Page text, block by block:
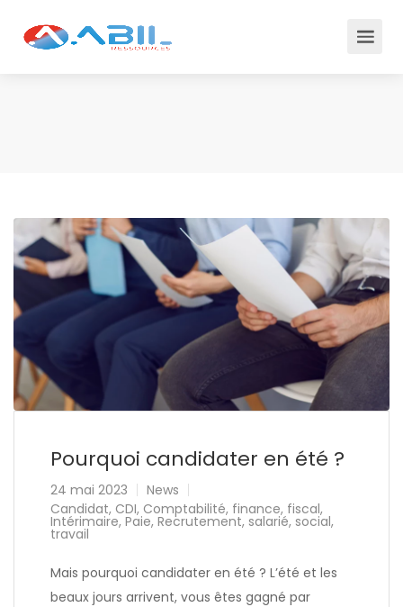
Pourquoi candidater en été ?
24 mai 2023
News
Candidat, CDI, Comptabilité, finance, fiscal,
Intérimaire, Paie, Recrutement, salarié, social,
travail
Mais pourquoi candidater en été ? L’été et les
beaux jours arrivent, vous êtes gagné par